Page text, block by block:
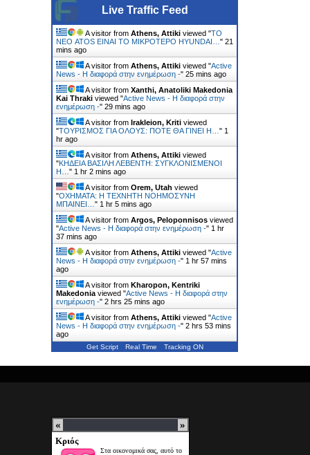
Live Traffic Feed
A visitor from Athens, Attiki viewed "ΤΟ
ΝΕΟ ATOS ΕΙΝΑΙ ΤΟ ΜΙΚΡΟΤΕΡΟ HYUNDAI… " 21
mins ago
A visitor from Athens, Attiki viewed "Active
News - Η διαφορά στην ενημέρωση -" 25 mins ago
A visitor from Xanthi, Anatoliki Makedonia
Kai Thraki viewed "Active News - Η διαφορά στην
ενημέρωση -" 29 mins ago
A visitor from Irakleion, Kriti viewed
"ΤΟΥΡΙΣΜΟΣ ΓΙΑ ΟΛΟΥΣ: ΠΟΤΕ ΘΑ ΓΙΝΕΙ Η… " 1
hr ago
A visitor from Athens, Attiki viewed
"ΚΗΔΕΙΑ ΒΑΣΙΛΗ ΛΕΒΕΝΤΗ: ΣΥΓΚΛΟΝΙΣΜΕΝΟΙ
Η… " 1 hr 2 mins ago
A visitor from Orem, Utah viewed
"ΟΧΗΜΑΤΑ: Η ΤΕΧΝΗΤΗ ΝΟΗΜΟΣΥΝΗ
ΜΠΑΙΝΕΙ… " 1 hr 5 mins ago
A visitor from Argos, Peloponnisos viewed
"Active News - Η διαφορά στην ενημέρωση -" 1 hr
37 mins ago
A visitor from Athens, Attiki viewed "Active
News - Η διαφορά στην ενημέρωση -" 1 hr 57 mins
ago
A visitor from Kharopon, Kentriki
Makedonia viewed "Active News - Η διαφορά στην
ενημέρωση -" 2 hrs 25 mins ago
A visitor from Athens, Attiki viewed "Active
News - Η διαφορά στην ενημέρωση -" 2 hrs 53 mins
ago
Get Script Real Time Tracking ON